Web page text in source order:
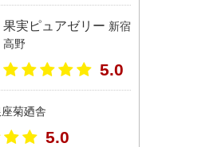
果実ピュアゼリー 新宿
高野
5.0
菊廼舎
5.0